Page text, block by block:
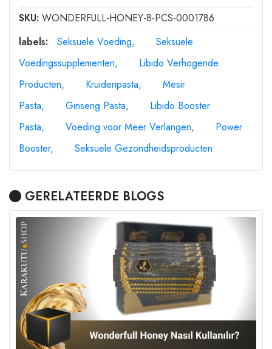
SKU: WONDERFULL-HONEY-8-PCS-0001786
labels:
Seksuele Voeding
Seksuele
Voedingssupplementen
Libido Verhogende
Producten
Kruidenpasta
Mesir
Pasta
Ginseng Pasta
Libido Booster
Pasta
Voeding voor Meer Verlangen
Power
Booster
Seksuele Gezondheidsproducten
GERELATEERDE BLOGS